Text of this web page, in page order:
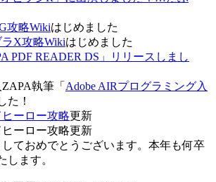
攻略Wikiはじめました
ラX攻略Wikiはじめました
PDF READER DS」リリースしまし
執筆「 Adobe AIRプログラミング入
た！
ヒーロー攻略更新
ーロー攻略更新
ておめでとうございます。本年も何卒
します。